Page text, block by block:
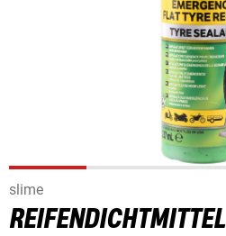
slime
REIFENDICHTMITTEL